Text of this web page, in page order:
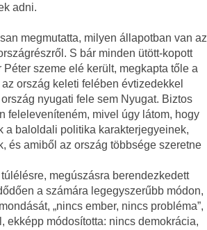
adni.
megmutatta, milyen állapotban van az
S bár minden ütött-kopott
szeme elé került, megkapta tőle a
ország keleti felében évtizedekkel
nyugati fele sem Nyugat. Biztos
feleleveníteném, mivel úgy látom, hogy
a baloldali politika karakterjegyeinek,
és amiből az ország többsége szeretne
megúszásra berendezkedett
a számára legegyszerűbb módon,
„nincs ember, nincs probléma”,
ekképp módosította: nincs demokrácia,